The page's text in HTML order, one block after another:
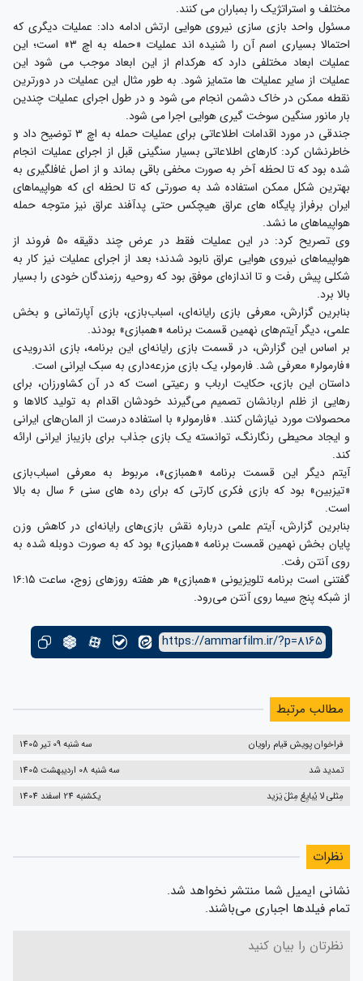
مختلف و استراتژیک را بمباران می کنند.
مسئول واحد بازی سازی نیروی هوایی ارتش ادامه داد: عملیات دیگری که
احتمالا بسیاری اسم آن را شنیده اند عملیات «حمله به اچ ۳» است؛ این
عملیات ابعاد مختلفی دارد که هرکدام از این ابعاد موجب می شود این
عملیات از سایر عملیات ها متمایز شود. به طور مثال این عملیات در دورترین
نقطه ممکن در خاک دشمن انجام می شود و در طول اجرای عملیات چندین
بار مانور سنگین سوخت گیری هوایی اجرا می شود.
جندقی در مورد اقدامات اطلاعاتی برای عملیات حمله به اچ ۳ توضیح داد و
خاطرنشان کرد: کارهای اطلاعاتی بسیار سنگینی قبل از اجرای عملیات انجام
شده بود که تا لحظه آخر به صورت مخفی باقی بماند و از اصل غافلگیری به
بهترین شکل ممکن استفاده شد به صورتی که تا لحظه ای که هواپیماهای
ایران برفراز پایگاه های عراق هیچکس حتی پدآفند عراق نیز متوجه حمله
هواپیماهای ما نشد.
وی تصریح کرد: در این عملیات فقط در عرض چند دقیقه ۵۰ فروند از
هواپیماهای نیروی هوایی عراق نابود شدند؛ بعد از اجرای عملیات نیز کار به
شکلی پیش رفت و تا اندازه‌ای موفق بود که روحیه رزمندگان خودی را بسیار
بالا برد.
بنابرین گزارش، معرفی بازی رایانه‌ای، اسباب‌بازی، بازی آپارتمانی و بخش
علمی، دیگر آیتم‌های نهمین قسمت برنامه «همبازی» بودند.
بر اساس این گزارش، در قسمت بازی رایانه‌ای این برنامه، بازی اندرویدی
«فارمولر» معرفی شد. فارمولر، یک بازی مزرعه‌داری به سبک ایرانی است.
داستان این بازی، حکایت ارباب و رعیتی است که در آن کشاورزان، برای
رهایی از ظلم اربانشان تصمیم می‌گیرند خودشان اقدام به تولید کالاها و
محصولات مورد نیازشان کنند. «فارمولر» با استفاده درست از المان‌های ایرانی
و ایجاد محیطی رنگارنگ، توانسته یک بازی جذاب برای بازیباز ایرانی ارائه
کند.
آیتم دیگر این قسمت برنامه «همبازی»، مربوط به معرفی اسباب‌بازی
«تیزبین» بود که بازی فکری کارتی که برای رده های سنی ۶ سال به بالا
است.
بنابرین گزارش، آیتم علمی درباره نقش بازی‌های رایانه‌ای در کاهش وزن
پایان بخش نهمین قمست برنامه «همبازی» بود که به صورت دوبله شده به
روی آنتن رفت.
گفتنی است برنامه تلویزیونی «همبازی» هر هفته روزهای زوج، ساعت ۱۶:۱۵
از شبکه پنج سیما روی آنتن می‌رود.
https://ammarfilm.ir/?p=8165
مطالب مرتبط
فراخوان پویش قیام راویان
سه شنبه 09 تیر 1405
تمدید شد
سه شنبه 08 اردیبهشت 1405
مِثلی لا یُبایِعُ مِثلَ یَزید
یکشنبه 24 اسفند 1404
نظرات
نشانی ایمیل شما منتشر نخواهد شد.
تمام فیلدها اجباری می‌باشند.